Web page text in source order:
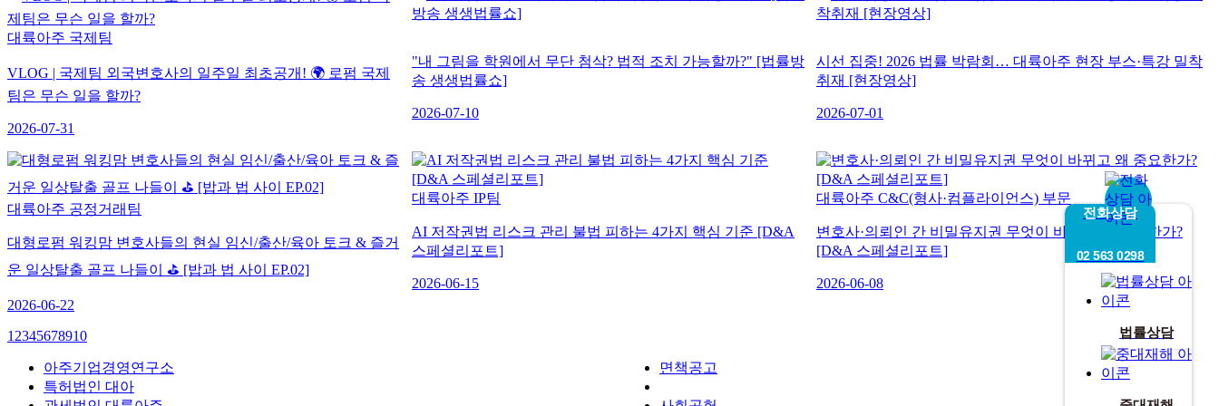
전화상담
02 563 0298
법률상담
대륙아주 국제팀
VLOG | 국제팀 외국변호사의 일주일 최초공개! 🌍 로펌 국제
팀은 무슨 일을 할까?
2026-07-31
"내 그림을 학원에서 무단 첨삭? 법적 조치 가능할까?" [법률방
송 생생법률쇼]
2026-07-10
시선 집중! 2026 법률 박람회… 대륙아주 현장 부스·특강 밀착
취재 [현장영상]
2026-07-01
대륙아주 공정거래팀
대형로펌 워킹맘 변호사들의 현실 임신/출산/육아 토크 & 즐거
운 일상탈출 골프 나들이 ⛳ [밥과 법 사이 EP.02]
2026-06-22
대륙아주 IP팀
AI 저작권법 리스크 관리 불법 피하는 4가지 핵심 기준 [D&A
스페셜리포트]
2026-06-15
대륙아주 C&C(형사·컴플라이언스) 부문
변호사·의뢰인 간 비밀유지권 무엇이 바뀌고 왜 중요한가?
[D&A 스페셜리포트]
2026-06-08
1 2345678910
아주기업경영연구소
특허법인 대아
면책공고